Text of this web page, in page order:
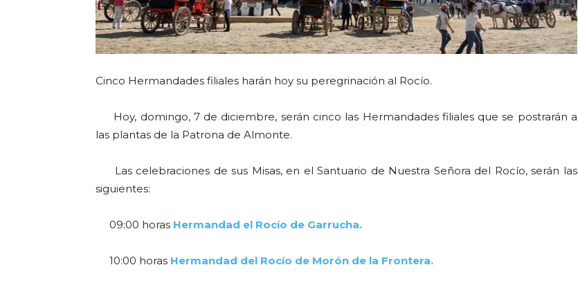
Cinco Hermandades filiales harán hoy su peregrinación al Rocío.
Hoy, domingo, 7 de diciembre, serán cinco las Hermandades filiales que se postrarán a
las plantas de la Patrona de Almonte.
Las celebraciones de sus Misas, en el Santuario de Nuestra Señora del Rocío, serán las
siguientes:
09:00 horas Hermandad el Rocío de Garrucha.
10:00 horas Hermandad del Rocío de Morón de la Frontera.